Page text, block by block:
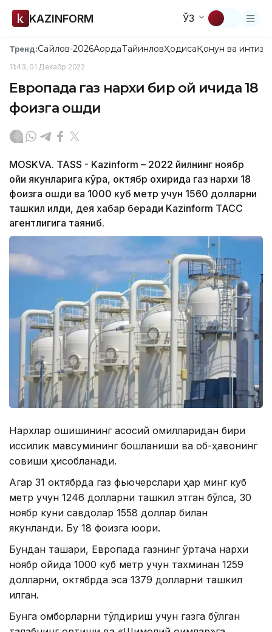
KAZINFORM ЎЗ
Тренд:Сайлов-2026АқордаТайинловҲодисаҚонун ва
11:43, 01 Декабр 2022
Европада газ нархи бир ой ичида 18
фоизга ошди
MOSKVA. TASS - Kazinform – 2022 йилнинг ноябр
ойи якунларига кўра, октябр охирида газ нархи 18
фоизга ошди ва 1000 куб метр учун 1560 долларни
ташкил қилди, дея хабар беради Kazinform ТАСС
агентлигига таяниб.
Нархлар ошишининг асосий омилларидан бири
иссиқлик мавсумининг бошланиши ва об-ҳавонинг
совиши ҳисобланади.
Агар 31 октябрда газ фьючерслари ҳар минг куб
метр учун 1246 долларни ташкил этган бўлса, 30
ноябр куни савдолар 1558 доллар билан
якунланди. Бу 18 фоизга юқори.
Бундан ташқари, Европада газнинг ўртача нархи
ноябр ойида 1000 куб метр учун тахминан 1259
долларни, октябрда эса 1379 долларни ташкил
қилган.
Бунга омборларни тўлдириш учун газга бўлган